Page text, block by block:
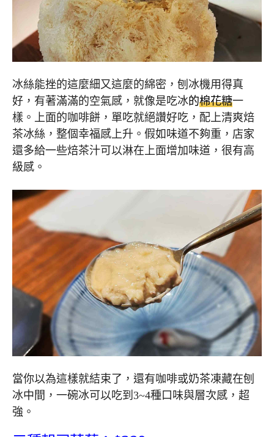
冰絲能挫的這麼細又這麼的綿密，刨冰機用得真
好，有著滿滿的空氣感，就像是吃冰的棉花糖一
樣。上面的咖啡餅，單吃就絕讚好吃，配上清爽焙
茶冰絲，整個幸福感上升。假如味道不夠重，店家
還多給一些焙茶汁可以淋在上面增加味道，很有高
級感。
當你以為這樣就結束了，還有咖啡或奶茶凍藏在刨
冰中間，一碗冰可以吃到3~4種口味與層次感，超
強。